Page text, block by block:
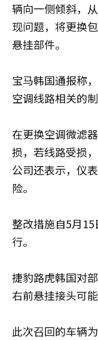
辆向一侧倾斜，
现问题，将更换
悬挂部件。
宝马韩国通报称
空调线路相关的制
在更换空调微滤
损，若线路受损
公司还表示，仪
险。
整改措施自5月
行。
捷豹路虎韩国对
右前悬挂接头可能
此次召回的车辆